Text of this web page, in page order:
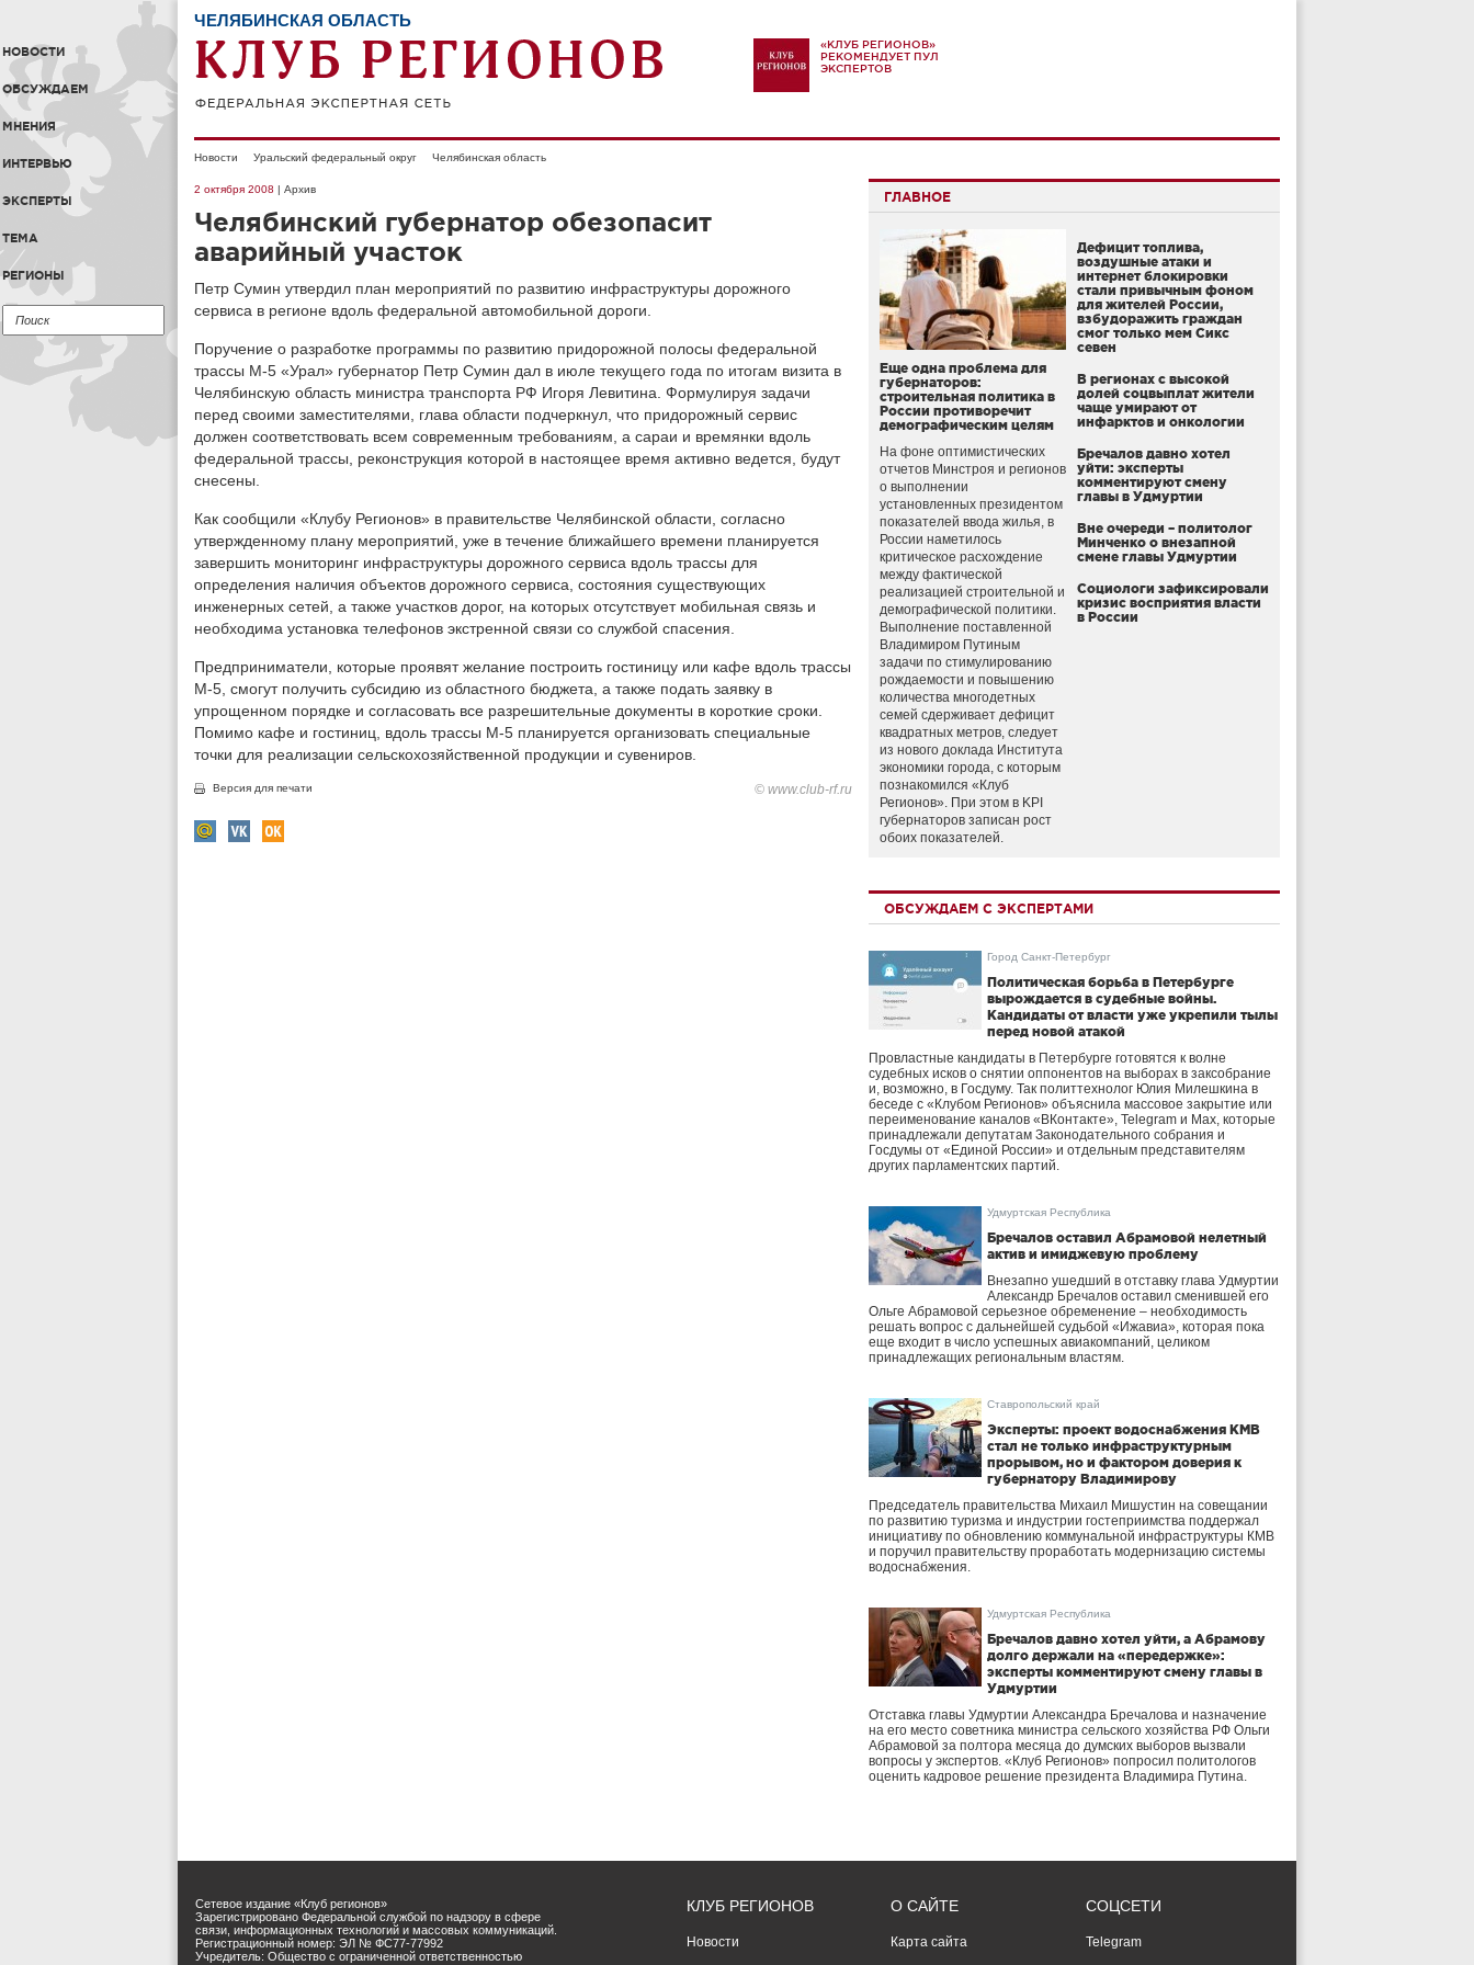
НОВОСТИ
ОБСУЖДАЕМ
МНЕНИЯ
ИНТЕРВЬЮ
ЭКСПЕРТЫ
ТЕМА
РЕГИОНЫ
ЧЕЛЯБИНСКАЯ ОБЛАСТЬ
«КЛУБ РЕГИОНОВ»
РЕКОМЕНДУЕТ ПУЛ
ЭКСПЕРТОВ
Новости Уральский федеральный округ Челябинская область
2 октября 2008 | Архив
Челябинский губернатор обезопасит
аварийный участок
Петр Сумин утвердил план мероприятий по развитию инфраструктуры дорожного
сервиса в регионе вдоль федеральной автомобильной дороги.
Поручение о разработке программы по развитию придорожной полосы федеральной
трассы М-5 «Урал» губернатор Петр Сумин дал в июле текущего года по итогам визита в
Челябинскую область министра транспорта РФ Игоря Левитина. Формулируя задачи
перед своими заместителями, глава области подчеркнул, что придорожный сервис
должен соответствовать всем современным требованиям, а сараи и времянки вдоль
федеральной трассы, реконструкция которой в настоящее время активно ведется, будут
снесены.
Как сообщили «Клубу Регионов» в правительстве Челябинской области, согласно
утвержденному плану мероприятий, уже в течение ближайшего времени планируется
завершить мониторинг инфраструктуры дорожного сервиса вдоль трассы для
определения наличия объектов дорожного сервиса, состояния существующих
инженерных сетей, а также участков дорог, на которых отсутствует мобильная связь и
необходима установка телефонов экстренной связи со службой спасения.
Предприниматели, которые проявят желание построить гостиницу или кафе вдоль трассы
М-5, смогут получить субсидию из областного бюджета, а также подать заявку в
упрощенном порядке и согласовать все разрешительные документы в короткие сроки.
Помимо кафе и гостиниц, вдоль трассы М-5 планируется организовать специальные
точки для реализации сельскохозяйственной продукции и сувениров.
Версия для печати © www.club-rf.ru
ГЛАВНОЕ
Еще одна проблема для
губернаторов:
строительная политика в
России противоречит
демографическим целям
На фоне оптимистических
отчетов Минстроя и регионов
о выполнении
установленных президентом
показателей ввода жилья, в
России наметилось
критическое расхождение
между фактической
реализацией строительной и
демографической политики.
Выполнение поставленной
Владимиром Путиным
задачи по стимулированию
рождаемости и повышению
количества многодетных
семей сдерживает дефицит
квадратных метров, следует
из нового доклада Института
экономики города, с которым
познакомился «Клуб
Регионов». При этом в KPI
губернаторов записан рост
обоих показателей.
Дефицит топлива,
воздушные атаки и
интернет блокировки
стали привычным фоном
для жителей России,
взбудоражить граждан
смог только мем Сикс
севен
В регионах с высокой
долей соцвыплат жители
чаще умирают от
инфарктов и онкологии
Бречалов давно хотел
уйти: эксперты
комментируют смену
главы в Удмуртии
Вне очереди – политолог
Минченко о внезапной
смене главы Удмуртии
Социологи зафиксировали
кризис восприятия власти
в России
ОБСУЖДАЕМ С ЭКСПЕРТАМИ
Город Санкт-Петербург
Политическая борьба в Петербурге
вырождается в судебные войны.
Кандидаты от власти уже укрепили тылы
перед новой атакой
Провластные кандидаты в Петербурге готовятся к волне
судебных исков о снятии оппонентов на выборах в заксобрание
и, возможно, в Госдуму. Так политтехнолог Юлия Милешкина в
беседе с «Клубом Регионов» объяснила массовое закрытие или
переименование каналов «ВКонтакте», Telegram и Max, которые
принадлежали депутатам Законодательного собрания и
Госдумы от «Единой России» и отдельным представителям
других парламентских партий.
Удмуртская Республика
Бречалов оставил Абрамовой нелетный
актив и имиджевую проблему
Внезапно ушедший в отставку глава Удмуртии
Александр Бречалов оставил сменившей его
Ольге Абрамовой серьезное обременение – необходимость
решать вопрос с дальнейшей судьбой «Ижавиа», которая пока
еще входит в число успешных авиакомпаний, целиком
принадлежащих региональным властям.
Ставропольский край
Эксперты: проект водоснабжения КМВ
стал не только инфраструктурным
прорывом, но и фактором доверия к
губернатору Владимирову
Председатель правительства Михаил Мишустин на совещании
по развитию туризма и индустрии гостеприимства поддержал
инициативу по обновлению коммунальной инфраструктуры КМВ
и поручил правительству проработать модернизацию системы
водоснабжения.
Удмуртская Республика
Бречалов давно хотел уйти, а Абрамову
долго держали на «передержке»:
эксперты комментируют смену главы в
Удмуртии
Отставка главы Удмуртии Александра Бречалова и назначение
на его место советника министра сельского хозяйства РФ Ольги
Абрамовой за полтора месяца до думских выборов вызвали
вопросы у экспертов. «Клуб Регионов» попросил политологов
оценить кадровое решение президента Владимира Путина.
Сетевое издание «Клуб регионов»
Зарегистрировано Федеральной службой по надзору в сфере
связи, информационных технологий и массовых коммуникаций.
Регистрационный номер: ЭЛ № ФС77-77992
Учредитель: Общество с ограниченной ответственностью
КЛУБ РЕГИОНОВ
Новости
О САЙТЕ
Карта сайта
СОЦСЕТИ
Telegram